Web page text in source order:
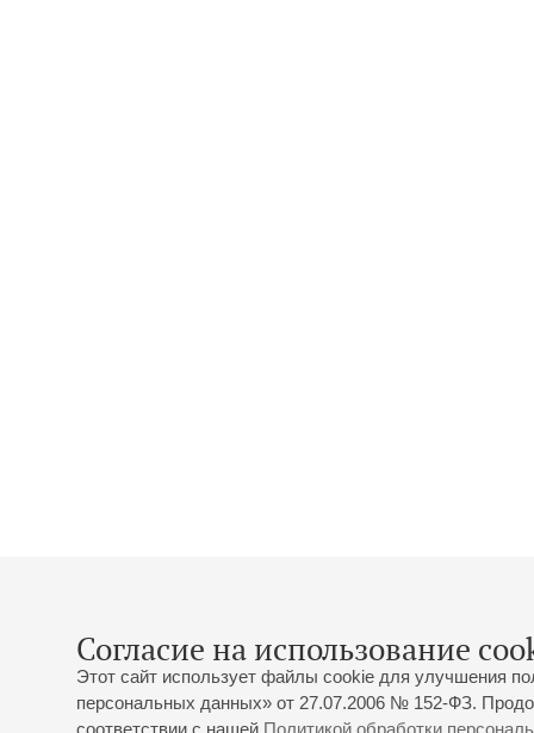
Согласие на использование
Этот сайт использует файлы cookie для улучшения
персональных данных» от 27.07.2006 № 152-ФЗ.
соответствии с нашей Политикой обработки